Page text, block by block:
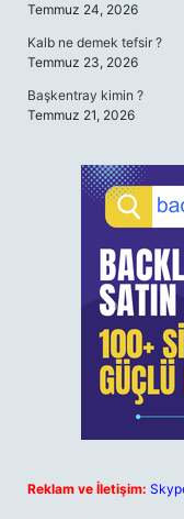
Temmuz 24, 2026
Kalb ne demek tefsir ?
Temmuz 23, 2026
Başkentray kimin ?
Temmuz 21, 2026
Reklam ve İletişim: